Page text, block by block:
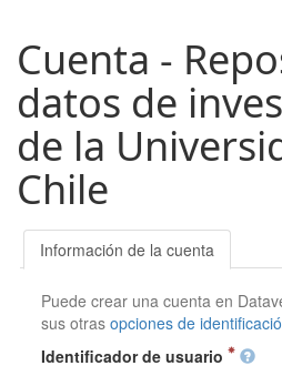
Cuenta -
datos de
de la
Chile
Información de la cuenta
Puede crear una cuenta en
sus otrasopciones de
Identificador de usuario